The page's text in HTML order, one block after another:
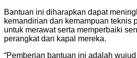
Bantuan ini diharapkan dapat
kemandirian dan kemampuan teknis
untuk merawat serta memperbaiki
perangkat dan kapal mereka.
“Pemberian bantuan ini adalah